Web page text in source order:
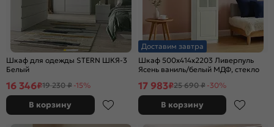
Шкаф для одежды STERN ШКЯ-3
Белый
16 346₽19 230 ₽ -15%
В корзину
Доставим завтра
Шкаф 500x414x2203 Ливерпуль
Ясень ваниль/белый МДФ, стекло
17 983₽25 690 ₽ -30%
В корзину